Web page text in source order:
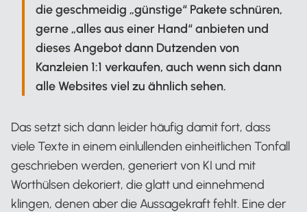
die geschmeidig „günstige“ Pakete schnüren,
gerne „alles aus einer Hand“ anbieten und
dieses Angebot dann Dutzenden von
Kanzleien 1:1 verkaufen, auch wenn sich dann
alle Websites viel zu ähnlich sehen.
Das setzt sich dann leider häufig damit fort, dass
viele Texte in einem einlullenden einheitlichen Tonfall
geschrieben werden, generiert von KI und mit
Worthülsen dekoriert, die glatt und einnehmend
klingen, denen aber die Aussagekraft fehlt. Eine der